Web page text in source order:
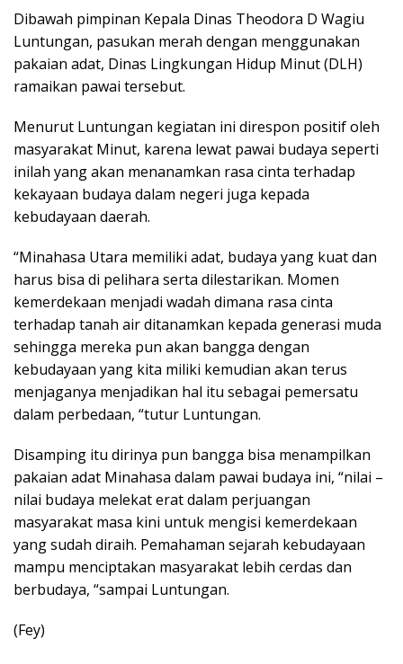
Dibawah pimpinan Kepala Dinas Theodora D Wagiu
Luntungan, pasukan merah dengan menggunakan
pakaian adat, Dinas Lingkungan Hidup Minut (DLH)
ramaikan pawai tersebut.
Menurut Luntungan kegiatan ini direspon positif oleh
masyarakat Minut, karena lewat pawai budaya seperti
inilah yang akan menanamkan rasa cinta terhadap
kekayaan budaya dalam negeri juga kepada
kebudayaan daerah.
“Minahasa Utara memiliki adat, budaya yang kuat dan
harus bisa di pelihara serta dilestarikan. Momen
kemerdekaan menjadi wadah dimana rasa cinta
terhadap tanah air ditanamkan kepada generasi muda
sehingga mereka pun akan bangga dengan
kebudayaan yang kita miliki kemudian akan terus
menjaganya menjadikan hal itu sebagai pemersatu
dalam perbedaan, “tutur Luntungan.
Disamping itu dirinya pun bangga bisa menampilkan
pakaian adat Minahasa dalam pawai budaya ini, “nilai –
nilai budaya melekat erat dalam perjuangan
masyarakat masa kini untuk mengisi kemerdekaan
yang sudah diraih. Pemahaman sejarah kebudayaan
mampu menciptakan masyarakat lebih cerdas dan
berbudaya, “sampai Luntungan.
(Fey)